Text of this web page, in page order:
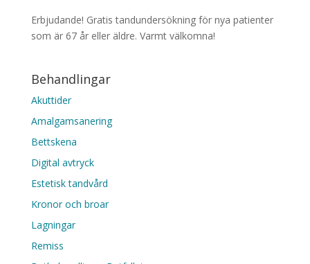
Erbjudande! Gratis tandundersökning för nya patienter
som är 67 år eller äldre. Varmt välkomna!
Behandlingar
Akuttider
Amalgamsanering
Bettskena
Digital avtryck
Estetisk tandvård
Kronor och broar
Lagningar
Remiss